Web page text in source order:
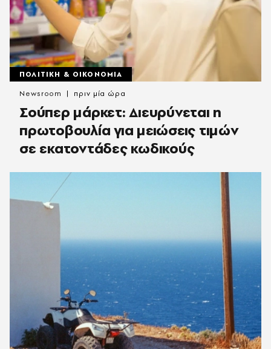
ΠΟΛΙΤΙΚΗ & ΟΙΚΟΝΟΜΙΑ
Σούπερ μάρκετ: Διευρύνεται η
πρωτοβουλία για μειώσεις τιμών
σε εκατοντάδες κωδικούς
Newsroom πριν μία ώρα